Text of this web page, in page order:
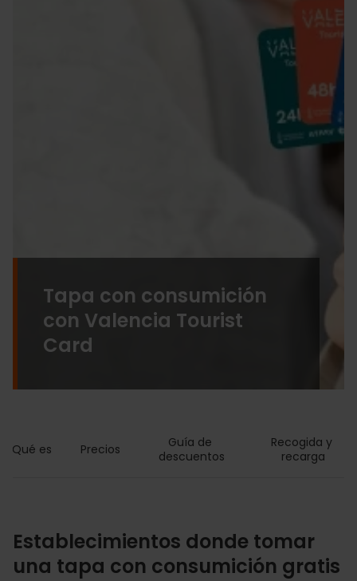
Tapa con consumición
con Valencia Tourist
Card
Qué es Precios
Guía de
descuentos
Recogida y
recarga
Establecimientos donde tomar
una tapa con consumición gratis